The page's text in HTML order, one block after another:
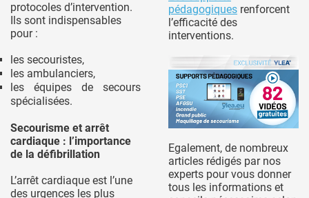
protocoles d’intervention.
Ils sont indispensables
pour :
les secouristes,
les ambulanciers,
les équipes de secours
spécialisées.
Secourisme et arrêt
cardiaque : l’importance
de la défibrillation
L’arrêt cardiaque est l’une
des urgences les plus
pédagogiques renforcent
l’efficacité des
interventions.
Egalement, de nombreux
articles rédigés par nos
experts pour vous donner
tous les informations et